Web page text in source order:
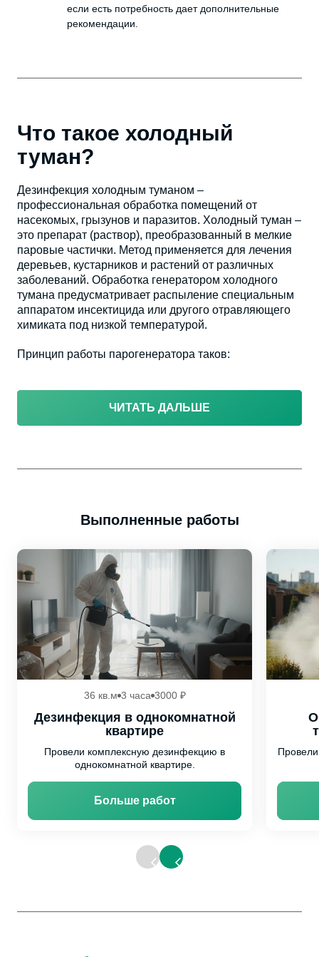
если есть потребность дает дополнительные
рекомендации.
Что такое холодный
туман?
Дезинфекция холодным туманом –
профессиональная обработка помещений от
насекомых, грызунов и паразитов. Холодный туман –
это препарат (раствор), преобразованный в мелкие
паровые частички. Метод применяется для лечения
деревьев, кустарников и растений от различных
заболеваний. Обработка генератором холодного
тумана предусматривает распыление специальным
аппаратом инсектицида или другого отравляющего
химиката под низкой температурой.
Принцип работы парогенератора таков:
ЧИТАТЬ ДАЛЬШЕ
Выполненные работы
36 кв.м 3 часа 3000 ₽
Дезинфекция в однокомнатной
квартире
Провели комплексную дезинфекцию в
однокомнатной квартире.
Больше работ